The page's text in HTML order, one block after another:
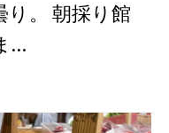
。 朝採り館
…